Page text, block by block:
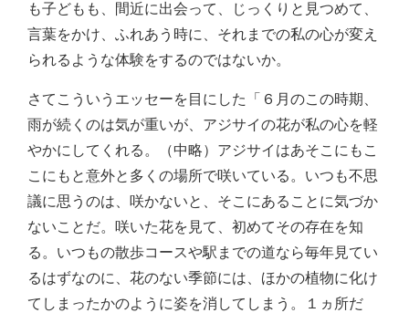
も子どもも、間近に出会って、じっくりと見つめて、
言葉をかけ、ふれあう時に、それまでの私の心が変え
られるような体験をするのではないか。
さてこういうエッセーを目にした「６月のこの時期、
雨が続くのは気が重いが、アジサイの花が私の心を軽
やかにしてくれる。（中略）アジサイはあそこにもこ
こにもと意外と多くの場所で咲いている。いつも不思
議に思うのは、咲かないと、そこにあることに気づか
ないことだ。咲いた花を見て、初めてその存在を知
る。いつもの散歩コースや駅までの道なら毎年見てい
るはずなのに、花のない季節には、ほかの植物に化け
てしまったかのように姿を消してしまう。１ヵ所だ